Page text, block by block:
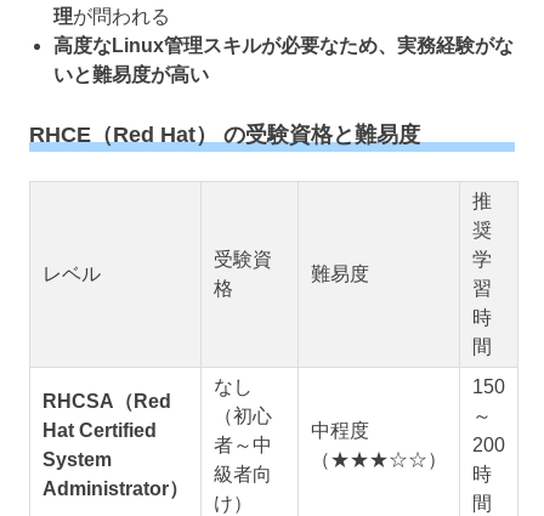
理が問われる
高度なLinux管理スキルが必要なため、実務経験がな
いと難易度が高い
RHCE（Red Hat） の受験資格と難易度
レベル
受験資
格
難易度
推
奨
学
習
時
間
RHCSA（Red
Hat Certified
System
Administrator）
なし
（初心
者～中
級者向
け）
中程度
（★★★☆☆）
150
～
200
時
間